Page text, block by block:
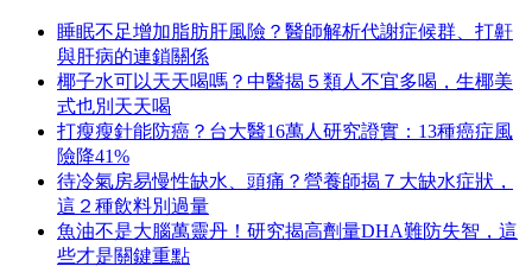
睡眠不足增加脂肪肝風險？醫師解析代謝症候群、打鼾
與肝病的連鎖關係
椰子水可以天天喝嗎？中醫揭５類人不宜多喝，生椰美
式也別天天喝
打瘦瘦針能防癌？台大醫16萬人研究證實：13種癌症風
險降41%
待冷氣房易慢性缺水、頭痛？營養師揭７大缺水症狀，
這２種飲料別過量
魚油不是大腦萬靈丹！研究揭高劑量DHA難防失智，這
些才是關鍵重點